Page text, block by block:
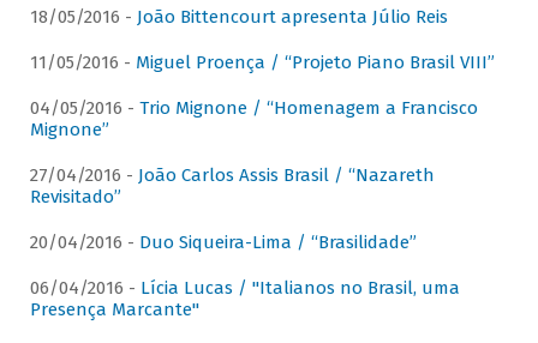
18/05/2016 - João Bittencourt apresenta Júlio Reis
11/05/2016 - Miguel Proença / “Projeto Piano Brasil VIII”
04/05/2016 - Trio Mignone / “Homenagem a Francisco
Mignone”
27/04/2016 - João Carlos Assis Brasil / “Nazareth
Revisitado”
20/04/2016 - Duo Siqueira-Lima / “Brasilidade”
06/04/2016 - Lícia Lucas / "Italianos no Brasil, uma
Presença Marcante"